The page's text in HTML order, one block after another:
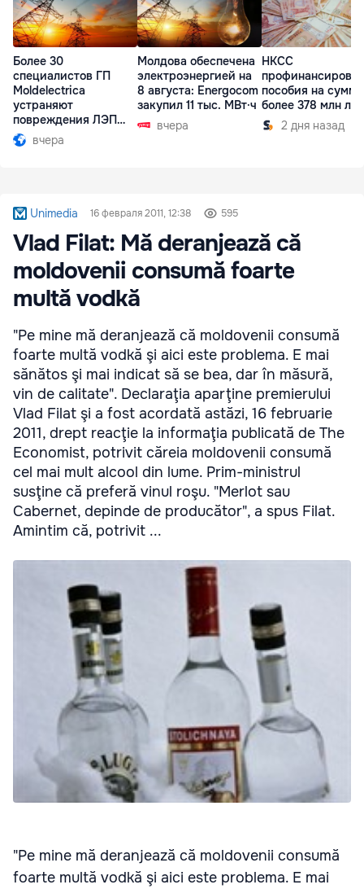
Более 30
специалистов ГП
Moldelectrica
устраняют
повреждения ЛЭП
Бельцы-Днестровск
вчера
Молдова обеспечена
электроэнергией на
8 августа: Energocom
закупил 11 тыс. МВт·ч
вчера
НКСС
пособия на сумму
более 378 млн
2 дня назад
Unimedia 16 февраля 2011, 12:38 595
Vlad Filat: Mă deranjează că
moldovenii consumă foarte
multă vodkă
"Pe mine mă deranjează că moldovenii consumă
foarte multă vodkă şi aici este problema. E mai
sănătos şi mai indicat să se bea, dar în măsură,
vin de calitate". Declaraţia aparţine premierului
Vlad Filat şi a fost acordată astăzi, 16 februarie
2011, drept reacţie la informaţia publicată de The
Economist, potrivit căreia moldovenii consumă
cel mai mult alcool din lume. Prim-ministrul
susţine că preferă vinul roşu. "Merlot sau
Cabernet, depinde de producător", a spus Filat.
Amintim că, potrivit ...
"Pe mine mă deranjează că moldovenii consumă
foarte multă vodkă şi aici este problema. E mai